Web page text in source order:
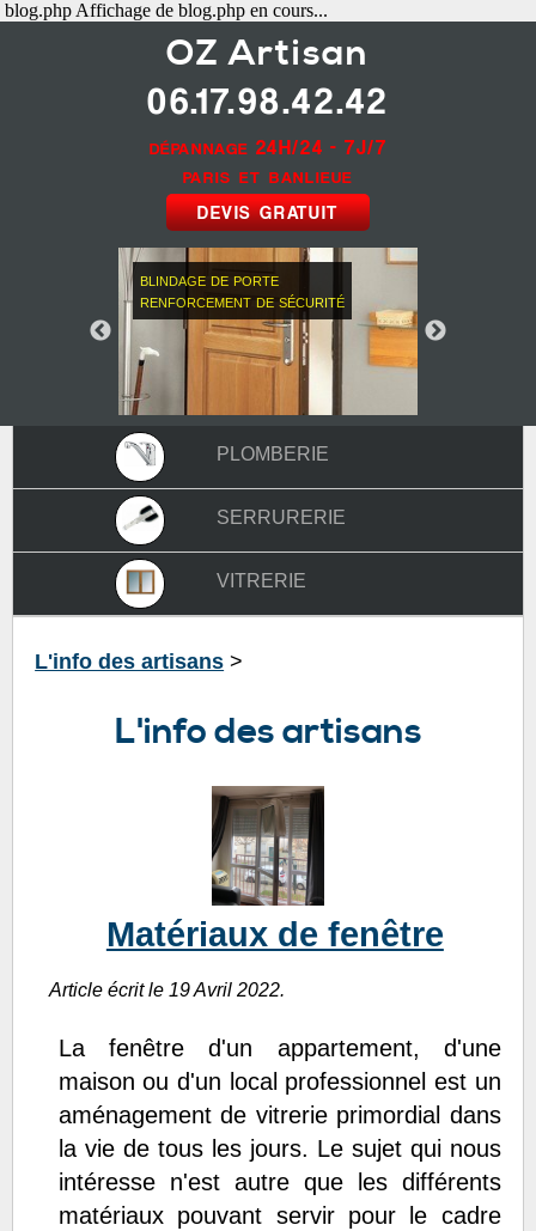
blog.php Affichage de blog.php en cours...
OZArtisan
06.17.98.42.42
dépannage 24H/24 - 7J/7
paris et banlieue
devis gratuit
blindage de porte
renforcement de sécurité
plomberie
serrurerie
vitrerie
L'info des artisans >
L'info des artisans
Matériaux de fenêtre
Article écrit le 19 Avril 2022.
La fenêtre d'un appartement, d'une
maison ou d'un local professionnel est un
aménagement de vitrerie primordial dans
la vie de tous les jours. Le sujet qui nous
intéresse n'est autre que les différents
matériaux pouvant servir pour le cadre